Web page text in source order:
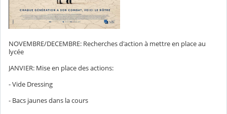
NOVEMBRE/DECEMBRE: Recherches d'action à mettre en place au
lycée
JANVIER: Mise en place des actions:
- Vide Dressing
- Bacs jaunes dans la cours